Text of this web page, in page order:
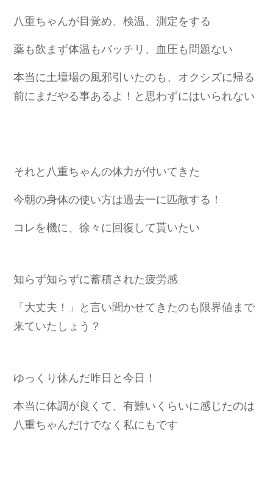
八重ちゃんが目覚め、検温、測定をする
薬も飲まず体温もバッチリ、血圧も問題ない
本当に土壇場の風邪引いたのも、オクシズに帰る
前にまだやる事あるよ！と思わずにはいられない
それと八重ちゃんの体力が付いてきた
今朝の身体の使い方は過去一に匹敵する！
コレを機に、徐々に回復して貰いたい
知らず知らずに蓄積された疲労感
「大丈夫！」と言い聞かせてきたのも限界値まで
来ていたしょう？
ゆっくり休んだ昨日と今日！
本当に体調が 良くて、有難いくらいに感じたのは
八重ちゃんだけでなく私にもです